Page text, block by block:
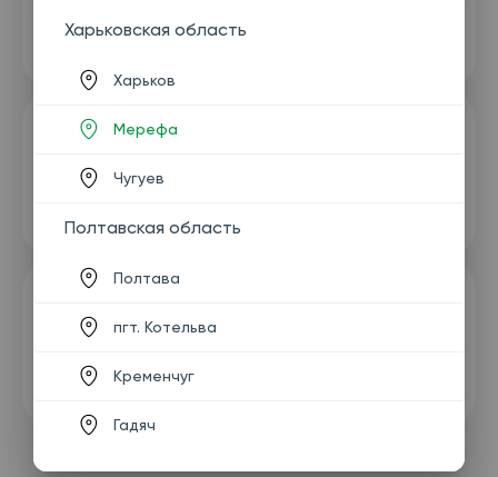
Харьковская область
Харьков
Мерефа
Чугуев
Полтавская область
Полтава
пгт. Котельва
Кременчуг
Гадяч